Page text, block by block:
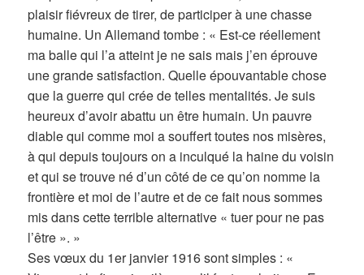
plaisir fiévreux de tirer, de participer à une chasse
humaine. Un Allemand tombe : « Est-ce réellement
ma balle qui l’a atteint je ne sais mais j’en éprouve
une grande satisfaction. Quelle épouvantable chose
que la guerre qui crée de telles mentalités. Je suis
heureux d’avoir abattu un être humain. Un pauvre
diable qui comme moi a souffert toutes nos misères,
à qui depuis toujours on a inculqué la haine du voisin
et qui se trouve né d’un côté de ce qu’on nomme la
frontière et moi de l’autre et de ce fait nous sommes
mis dans cette terrible alternative « tuer pour ne pas
l’être ». »
Ses vœux du 1er janvier 1916 sont simples : «